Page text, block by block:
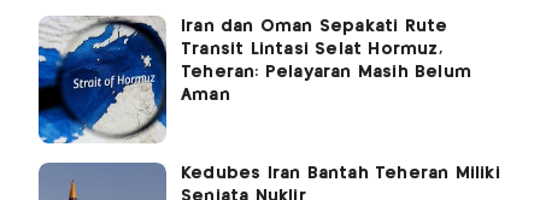
Iran dan Oman Sepakati Rute
Transit Lintasi Selat Hormuz,
Teheran: Pelayaran Masih Belum
Aman
Kedubes Iran Bantah Teheran Miliki
Senjata Nuklir